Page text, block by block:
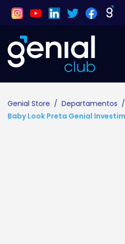
Instagram
YoutubeLinkedinTwitterFacebook
Genial Store Departamentos
Baby Look Preta Genial